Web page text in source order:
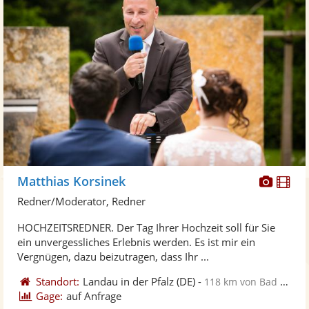
Fotos
Matthias Korsinek
Redner/Moderator, Redner
HOCHZEITSREDNER. Der Tag Ihrer Hochzeit soll für Sie
ein unvergessliches Erlebnis werden. Es ist mir ein
Vergnügen, dazu beizutragen, dass Ihr ...
Standort: Landau in der Pfalz (DE) - 118 km von Bad Homburg vor der Höhe
Gage: auf Anfrage